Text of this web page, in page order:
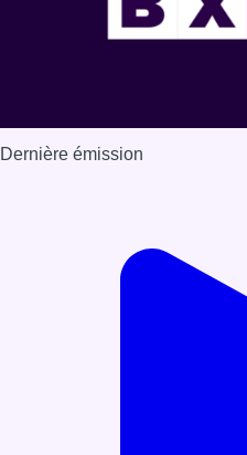
Dernière émission